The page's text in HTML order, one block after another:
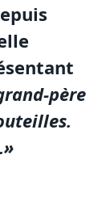
père